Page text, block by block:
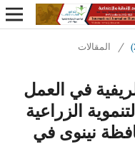
/ المقالات
في العمل
الزراعية
نينوى في